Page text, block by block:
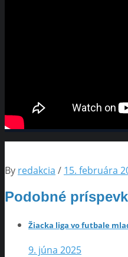
By redakcia / 15. februára
Podobné
Žiacka liga vo futbale
9. júna 2025